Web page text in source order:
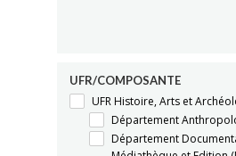
UFR/COMPOSANTE
UFR Histoire, Arts et
Département
Département